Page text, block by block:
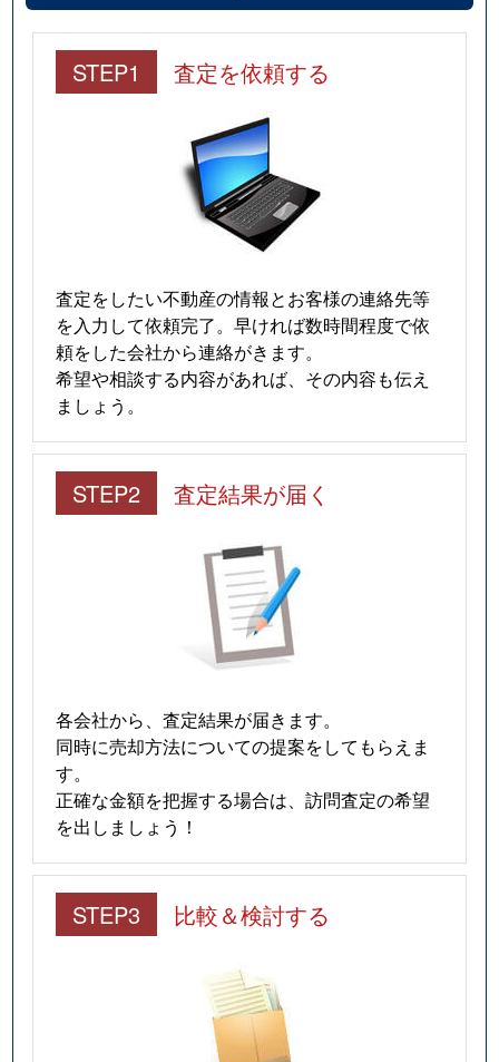
STEP1 査定を依頼する
査定をしたい不動産の情報とお客様の連絡先等
を入力して依頼完了。早ければ数時間程度で依
頼をした会社から連絡がきます。
希望や相談する内容があれば、その内容も伝え
ましょう。
STEP2 査定結果が届く
各会社から、査定結果が届きます。
同時に売却方法についての提案をしてもらえま
す。
正確な金額を把握する場合は、訪問査定の希望
を出しましょう！
STEP3 比較＆検討する